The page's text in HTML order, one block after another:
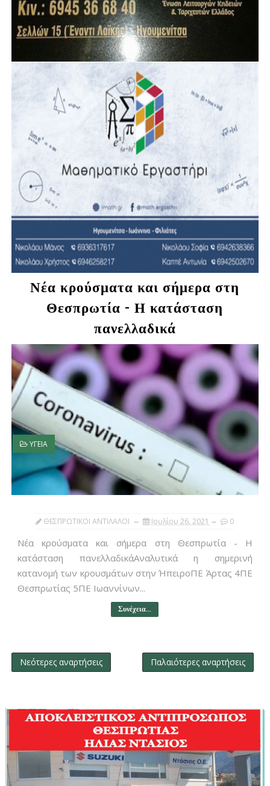
Νέα κρούσματα και σήμερα στη
Θεσπρωτία - Η κατάσταση
πανελλαδικά
ΥΓΕΙΑ
ΘΕΣΠΡΩΤΙΚΟΙ ΑΝΤΙΛΑΛΟΙ Ιουλίου 26, 2021 0
Νέα κρούσματα και σήμερα στη Θεσπρωτία - Η
κατάσταση πανελλαδικάΑναλυτικά η σημερινή
κατανομή των κρουσμάτων στην ΉπειροΠΕ Άρτας 4ΠΕ
Θεσπρωτίας 5ΠΕ Ιωαννίνων...
Συνέχεια...
Νεότερες αναρτήσεις Παλαιότερες αναρτήσεις